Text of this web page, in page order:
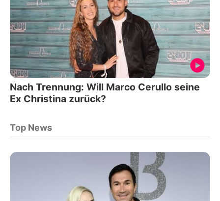
Nach Trennung: Will Marco Cerullo seine
Ex Christina zurück?
Top News